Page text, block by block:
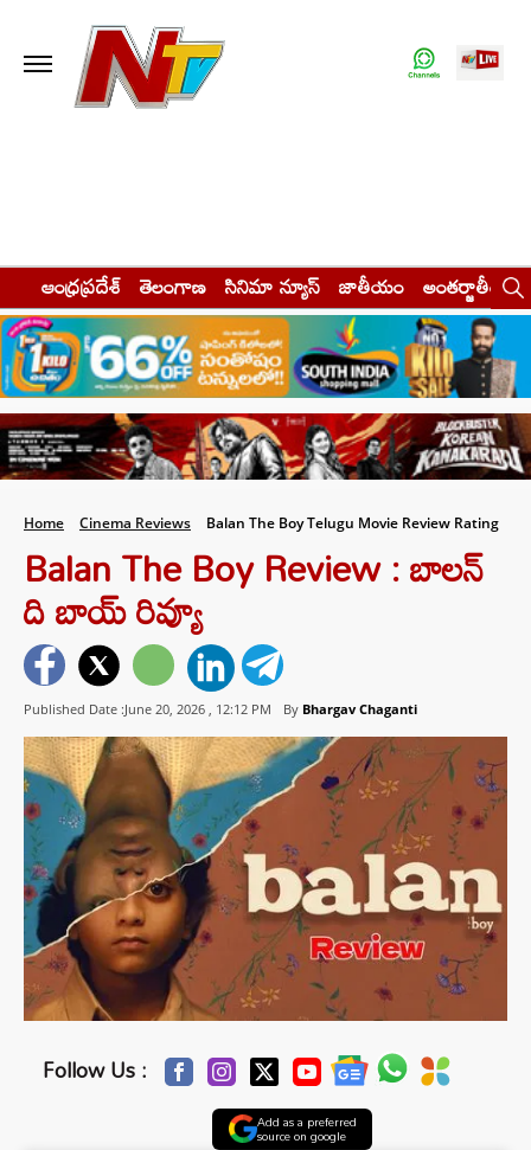
ఆంధ్రప్రదేశ్ తెలంగాణ సినిమా న్యూస్ జాతీయం అంతర్జాతీయం
Home Cinema Reviews Balan The Boy Telugu Movie Review Rating
Balan The Boy Review : బాలన్
ది బాయ్ రివ్యూ
Published Date :June 20, 2026 , 12:12 PM By Bhargav Chaganti
Follow Us :
Add as a preferred
source on google